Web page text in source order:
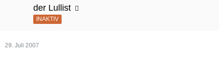
der Lullist
INAKTIV
29. Juli 2007